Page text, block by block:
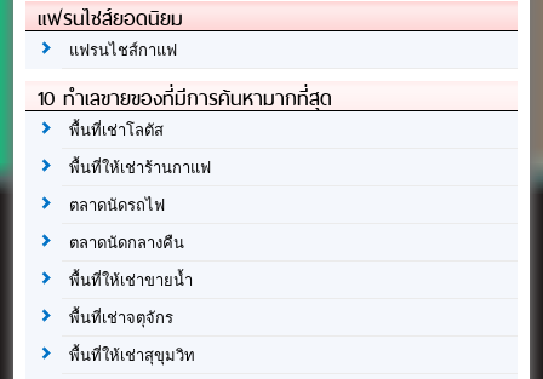
แฟรนไชส์ยอดนิยม
แฟรนไชส์กาแฟ
10 ทำเลขายของที่มีการค้นหามากที่สุด
พื้นที่เช่าโลตัส
พื้นที่ให้เช่าร้านกาแฟ
ตลาดนัดรถไฟ
ตลาดนัดกลางคืน
พื้นที่ให้เช่าขายน้ำ
พื้นที่เช่าจตุจักร
พื้นที่ให้เช่าสุขุมวิท